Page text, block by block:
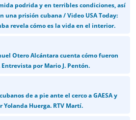
podrida y en terribles condiciones, así
una prisión cubana / Video USA Today:
revela cómo es la vida en el interior.
Otero Alcántara cuenta cómo fueron
por Mario J. Pentón.
de a pie ante el cerco a GAESA y
Yolanda Huerga. RTV Martí.